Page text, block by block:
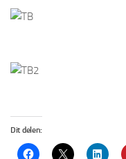
Dit delen: